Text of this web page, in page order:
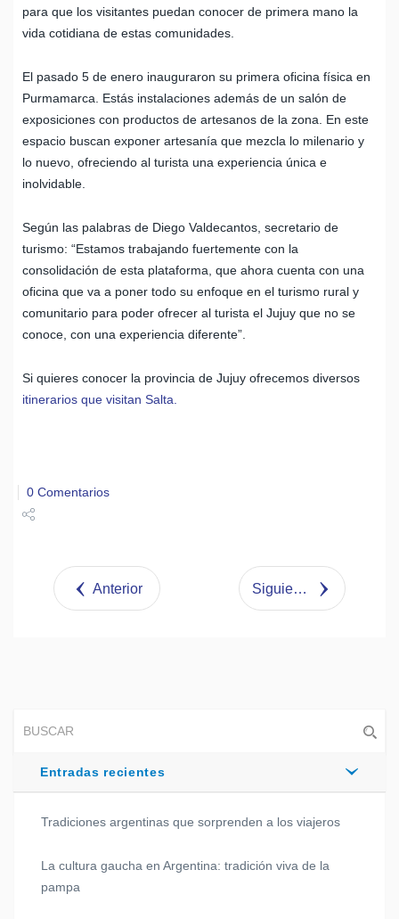
para que los visitantes puedan conocer de primera mano la
vida cotidiana de estas comunidades.
El pasado 5 de enero inauguraron su primera oficina física en
Purmamarca. Estás instalaciones además de un salón de
exposiciones con productos de artesanos de la zona. En este
espacio buscan exponer artesanía que mezcla lo milenario y
lo nuevo, ofreciendo al turista una experiencia única e
inolvidable.
Según las palabras de Diego Valdecantos, secretario de
turismo: “Estamos trabajando fuertemente con la
consolidación de esta plataforma, que ahora cuenta con una
oficina que va a poner todo su enfoque en el turismo rural y
comunitario para poder ofrecer al turista el Jujuy que no se
conoce, con una experiencia diferente”.
Si quieres conocer la provincia de Jujuy ofrecemos diversos
itinerarios que visitan Salta.
0 Comentarios
Tweet
Anterior Siguiente
Entradas recientes
Tradiciones argentinas que sorprenden a los viajeros
La cultura gaucha en Argentina: tradición viva de la
pampa